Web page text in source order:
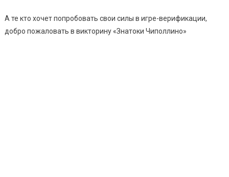
А те кто хочет попробовать свои силы в игре-верификации,
добро пожаловать в викторину «Знатоки Чиполлино»